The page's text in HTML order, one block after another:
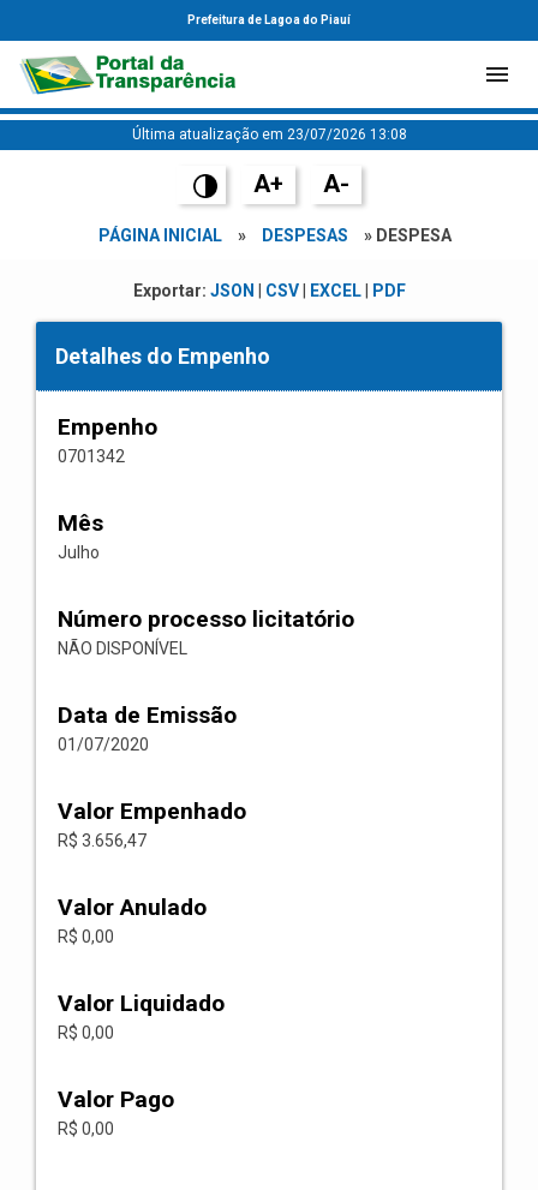
Prefeitura de Lagoa do Piauí
Última atualização em 23/07/2026 13:08
A+ A-
PÁGINA INICIAL » DESPESAS » DESPESA
Exportar: JSON CSV| EXCEL| PDF
Detalhes do Empenho
Empenho
0701342
Mês
Julho
Número processo licitatório
NÃO DISPONÍVEL
Data de Emissão
01/07/2020
Valor Empenhado
R$ 3.656,47
Valor Anulado
R$ 0,00
Valor Liquidado
R$ 0,00
Valor Pago
R$ 0,00